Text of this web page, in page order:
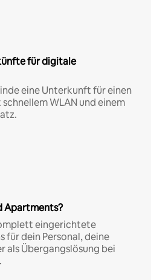
für digitale
eine Unterkunft für einen
WLAN und einem
Apartments?
eingerichtete
für dein Personal, deine
Übergangslösung bei